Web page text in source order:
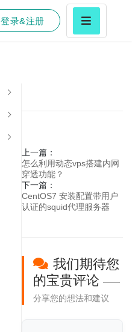
登录&注册
上一篇：
怎么利用动态vps搭建内网
穿透功能？
下一篇：
CentOS7 安装配置带用户
认证的squid代理服务器
我们期待您
的宝贵评论 ——
分享您的想法和建议